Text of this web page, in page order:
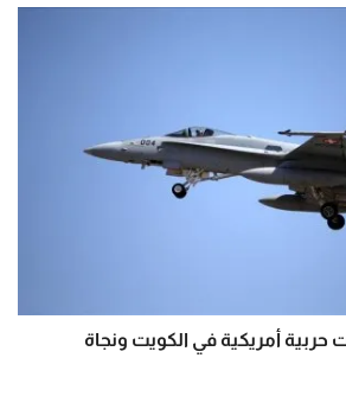
أمريكية في الكويت ونجاة